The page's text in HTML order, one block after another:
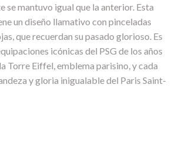
se mantuvo igual que la anterior. Esta
un diseño llamativo con pinceladas
que recuerdan su pasado glorioso. Es
icónicas del PSG de los años
Torre Eiffel, emblema parisino, y cada
y gloria inigualable del Paris Saint-